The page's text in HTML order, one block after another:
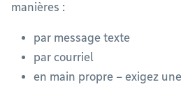
manières :
par message texte
par courriel
en main propre – exigez